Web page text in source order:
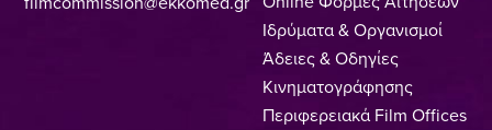
Ιδρύματα & Οργανισμοί
Άδειες & Οδηγίες
Κινηματογράφησης
Περιφερειακά Film Offices